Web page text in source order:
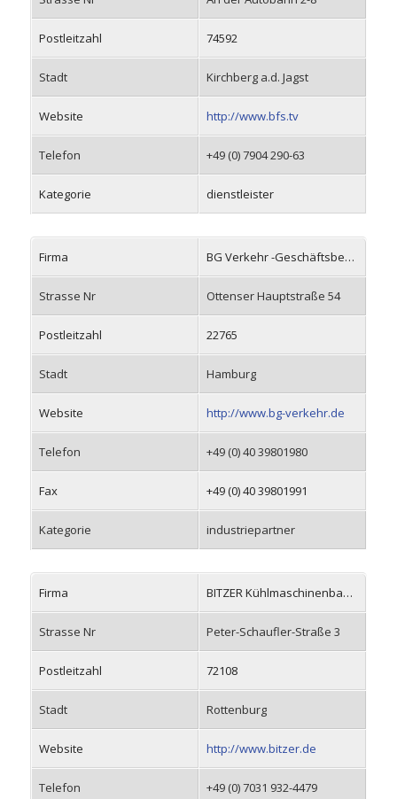
Postleitzahl 74592
Stadt Kirchberg a.d. Jagst
Website http://www.bfs.tv
Telefon +49 (0) 7904 290-63
Kategorie dienstleister
Firma BG Verkehr -Geschäftsbereich Prävention-
Strasse Nr Ottenser Hauptstraße 54
Postleitzahl 22765
Stadt Hamburg
Website http://www.bg-verkehr.de
Telefon +49 (0) 40 39801980
Fax +49 (0) 40 39801991
Kategorie industriepartner
Firma BITZER Kühlmaschinenbau GmbH
Strasse Nr Peter-Schaufler-Straße 3
Postleitzahl 72108
Stadt Rottenburg
Website http://www.bitzer.de
Telefon +49 (0) 7031 932-4479